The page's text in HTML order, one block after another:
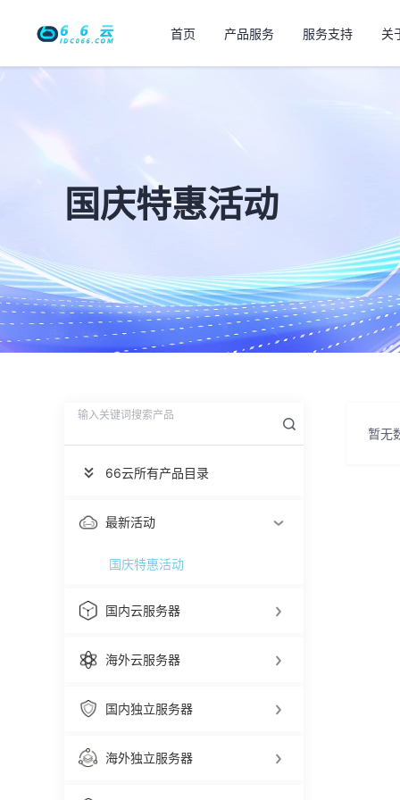
首页 产品服务 服务支持 关
国庆特惠活动
66云所有产品目录
最新活动
国庆特惠活动
国内云服务器
海外云服务器
国内独立服务器
海外独立服务器
暂无